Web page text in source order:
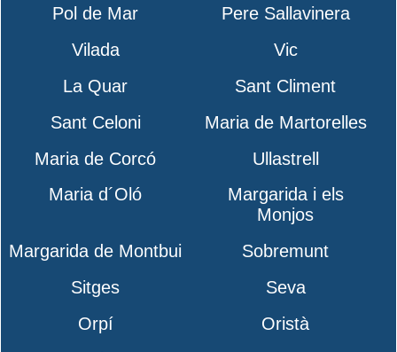
Pol de Mar
Pere Sallavinera
Vilada
Vic
La Quar
Sant Climent
Sant Celoni
Maria de Martorelles
Maria de Corcó
Ullastrell
Maria d´Oló
Margarida i els
Monjos
Margarida de Montbui
Sobremunt
Sitges
Seva
Orpí
Oristà